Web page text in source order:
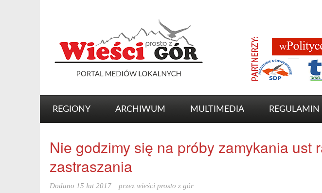
REGIONY ARCHIWUM MULTIMEDIA REGULAMIN
Nie godzimy się na próby zamykania ust
zastraszania
Dodano 15 lut 2017 przez wieści prosto z gór